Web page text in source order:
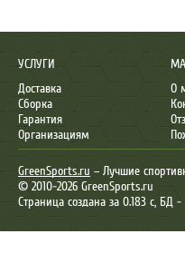
УСЛУГИ
Доставка
Сборка
Гарантия
Организациям
О
GreenSports.ru – Лучшие
© 2010-2026 GreenSports.ru
Страница создана за 0.183 с, БД